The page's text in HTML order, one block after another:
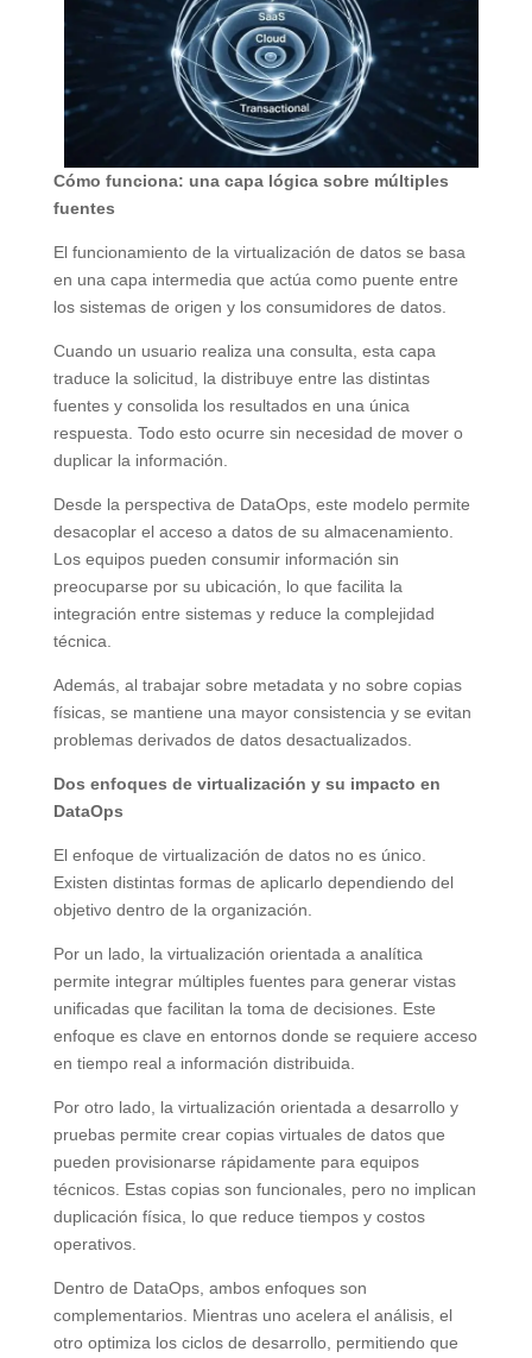
Cómo funciona: una capa lógica sobre múltiples
fuentes
El funcionamiento de la virtualización de datos se basa
en una capa intermedia que actúa como puente entre
los sistemas de origen y los consumidores de datos.
Cuando un usuario realiza una consulta, esta capa
traduce la solicitud, la distribuye entre las distintas
fuentes y consolida los resultados en una única
respuesta. Todo esto ocurre sin necesidad de mover o
duplicar la información.
Desde la perspectiva de DataOps, este modelo permite
desacoplar el acceso a datos de su almacenamiento.
Los equipos pueden consumir información sin
preocuparse por su ubicación, lo que facilita la
integración entre sistemas y reduce la complejidad
técnica.
Además, al trabajar sobre metadata y no sobre copias
físicas, se mantiene una mayor consistencia y se evitan
problemas derivados de datos desactualizados.
Dos enfoques de virtualización y su impacto en
DataOps
El enfoque de virtualización de datos no es único.
Existen distintas formas de aplicarlo dependiendo del
objetivo dentro de la organización.
Por un lado, la virtualización orientada a analítica
permite integrar múltiples fuentes para generar vistas
unificadas que facilitan la toma de decisiones. Este
enfoque es clave en entornos donde se requiere acceso
en tiempo real a información distribuida.
Por otro lado, la virtualización orientada a desarrollo y
pruebas permite crear copias virtuales de datos que
pueden provisionarse rápidamente para equipos
técnicos. Estas copias son funcionales, pero no implican
duplicación física, lo que reduce tiempos y costos
operativos.
Dentro de DataOps, ambos enfoques son
complementarios. Mientras uno acelera el análisis, el
otro optimiza los ciclos de desarrollo, permitiendo que